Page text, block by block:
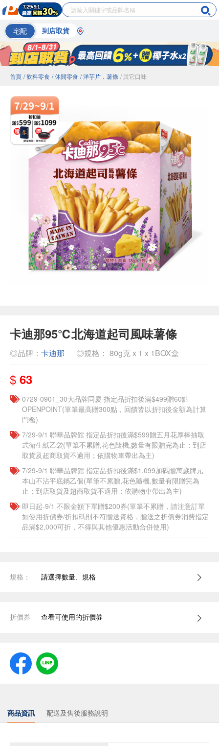
宅配 到店取貨
首頁 / 飲料零食 / 休閒零食 / 洋芋片．薯條 / 其它口味
卡迪那95℃北海道起司風味薯條
◎品牌： 卡迪那 ◎規格： 80g克 x 1 x 1BOX盒
$ 63
0729-0901_30大品牌同慶 指定品折扣後滿$499贈60點
OPENPOINT(單筆最高贈300點，回饋皆以折扣後金額為計算
門檻)
7/29-9/1 聯華品牌館 指定品折扣後滿$599贈五月花厚棒抽取
式衛生紙乙袋(單筆不累贈,花色隨機,數量有限贈完為止；到店
取貨及超商取貨不適用；依購物車帶出為主)​​
7/29-9/1 聯華品牌館 指定品折扣後滿$1,099加碼贈萬歲牌元
本山不沾平底鍋乙個(單筆不累贈,花色隨機,數量有限贈完為
止；到店取貨及超商取貨不適用；依購物車帶出為主)​​
即日起-9/1 不限金額下單贈$200券(單筆不累贈，請注意訂單
如使用折價券/折扣碼則不符贈送資格，贈送之折價券消費指定
品滿$2,000可折，不得與其他優惠活動合併使用)
規格： 請選擇數量、規格
折價券 查看可使用的折價券
商品資訊 配送及售後服務說明